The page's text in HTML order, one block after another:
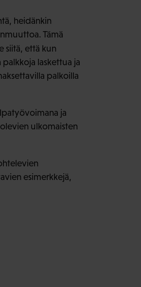
heidänkin
Tämä
siitä, että kun
laskettua ja
palkoilla
ja
ulkomaisten
esimerkkejä,